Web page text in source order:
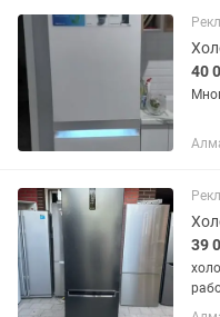
40
39
150